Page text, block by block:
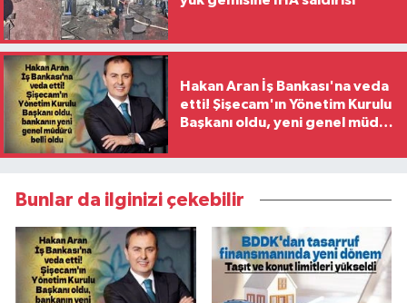
Hakan Aran İş Bankası'na veda
etti! Şişecam'ın Yönetim Kurulu
Başkanı oldu, yeni genel müdür
Bunlar da ilginizi çekebilir